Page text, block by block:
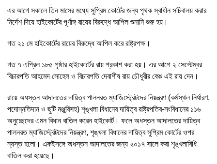
এর আগে সকালে তিন মাসের মধ্যে সুপ্রিম কোর্টের জন্য পৃথক স্বাধীন সচিবালয় করার
নির্দেশ দিয়ে হাইকোর্টের পূর্ণাঙ্গ রায়ের বিরুদ্ধে আপিল শুনানি শুরু হয়।
গত ২১ মে হাইকোর্টের রায়ের বিরুদ্ধে আপিল করে রাষ্ট্রপক্ষ।
গত ৭ এপ্রিল ১৮৫ পৃষ্ঠার হাইকোর্টের রায় প্রকাশ করা হয়। এর আগে ২ সেপ্টেম্বর
বিচারপতি আহমেদ সোহেল ও বিচারপতি দেবাশীষ রায় চৌধুরীর বেঞ্চ এই রায় দেন।
রায়ে অধস্তন আদালতের দায়িত্ব পালনরত ম্যাজিস্ট্রেটদের নিয়ন্ত্রণ (কর্মস্থল নির্ধারণ,
পদোন্নতিদান ও ছুটি মঞ্জুরিসহ) শৃঙ্খলা বিধানের দায়িত্ব রাষ্ট্রপতির-সংবিধানের ১১৬
অনুচ্ছেদের এমন বিধান বাতিল করেন হাইকোর্ট। ফলে অধস্তন আদালতের দায়িত্ব
পালনরত ম্যাজিস্ট্রেটদের নিয়ন্ত্রণ, শৃঙ্খলা বিধানের দায়িত্ব সুপ্রিম কোর্টের ওপর
ন্যস্ত হলো। একইসঙ্গে অধস্তন আদালতের জন্য ২০১৭ সালে করা শৃঙ্খলাবিধি
বাতিল করা হয়েছে।